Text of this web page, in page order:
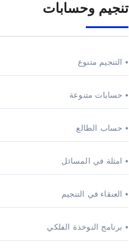
تنجيم وحسابات
• التنجيم متنوع
• حسابات متنوعة
• حساب الطالع
• امثلة في المسائل
• العنقاء في التنجيم
• برنامج النوخذة الفلكي